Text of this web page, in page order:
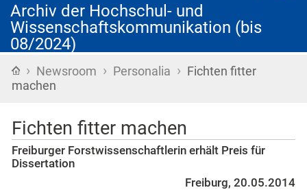
Archiv der Hochschul- und
Wissenschaftskommunikation (bis
08/2024)
Startseite
› Newsroom › Personalia › Fichten fitter
machen
Fichten fitter machen
Freiburger Forstwissenschaftlerin erhält Preis für
Dissertation
Freiburg, 20.05.2014